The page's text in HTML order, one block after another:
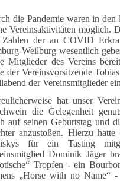
die Pandemie waren in den
Vereinsaktivitäten möglich.
der an COVID
Weilburg wesentlich
Mitglieder des Vereins
der Vereinsvorsitzende
der Vereinsmitglieder
hat unser
die Gelegenheit
auf seinen Geburtstag und
anzustoßen. Hierzu hatte
für ein Tasting
Dominik Jäger
Tropfen - ein
„Horse with no Name“ -